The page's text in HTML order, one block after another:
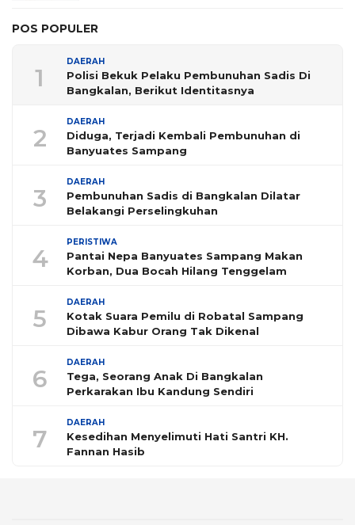
POS POPULER
1
DAERAH
Polisi Bekuk Pelaku Pembunuhan Sadis Di
Bangkalan, Berikut Identitasnya
2
DAERAH
Diduga, Terjadi Kembali Pembunuhan di
Banyuates Sampang
3
DAERAH
Pembunuhan Sadis di Bangkalan Dilatar
Belakangi Perselingkuhan
4
PERISTIWA
Pantai Nepa Banyuates Sampang Makan
Korban, Dua Bocah Hilang Tenggelam
5
DAERAH
Kotak Suara Pemilu di Robatal Sampang
Dibawa Kabur Orang Tak Dikenal
6
DAERAH
Tega, Seorang Anak Di Bangkalan
Perkarakan Ibu Kandung Sendiri
7
DAERAH
Kesedihan Menyelimuti Hati Santri KH.
Fannan Hasib